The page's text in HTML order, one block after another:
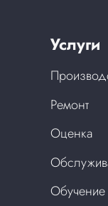
Услуги
Ремонт
Оценка
Обучение